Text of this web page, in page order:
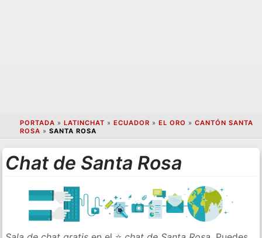
PORTADA » LATINCHAT » ECUADOR » EL ORO » CANTÓN SANTA
ROSA » SANTA ROSA
Chat de Santa Rosa